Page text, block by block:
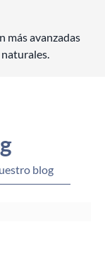
más avanzadas
blog